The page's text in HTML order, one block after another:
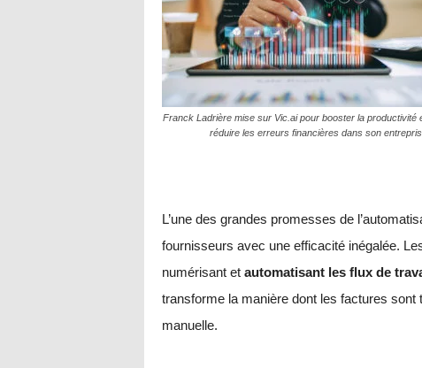
Franck Ladrière mise sur Vic.ai pour booster la productivité
réduire les erreurs financières dans son
L’une des grandes promesses de
fournisseurs avec une efficacité inégalée.
numérisant et automatisant les flux de
transforme la manière dont les factures
manuelle.